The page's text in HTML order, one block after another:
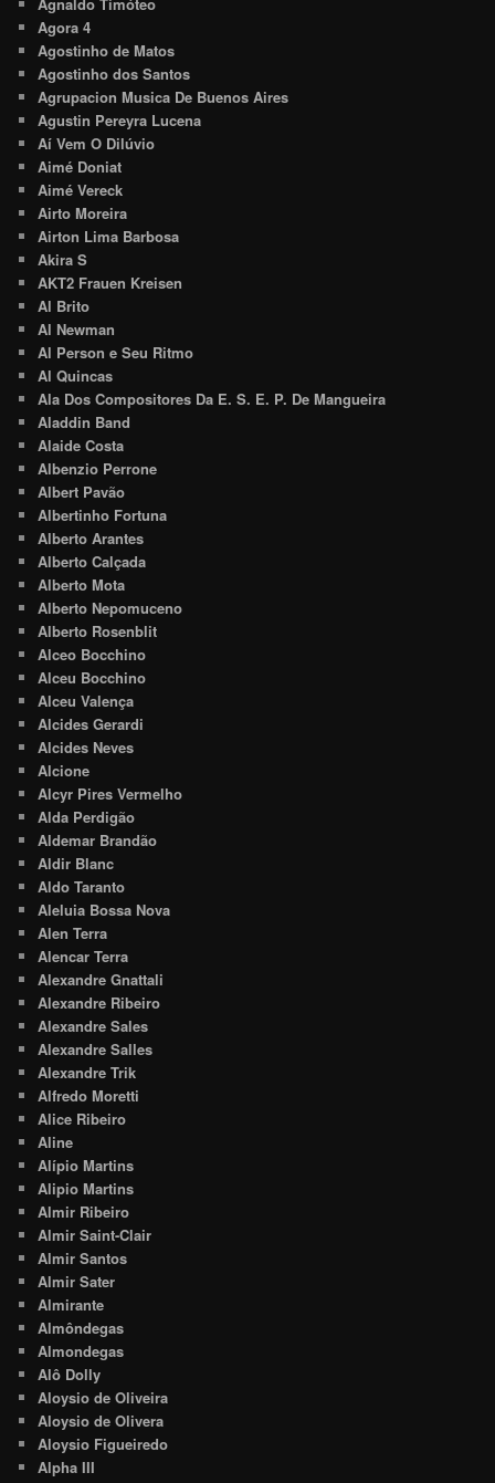
Agnaldo Timóteo
Agora 4
Agostinho de Matos
Agostinho dos Santos
Agrupacion Musica De Buenos Aires
Agustin Pereyra Lucena
Aí Vem O Dilúvio
Aimé Doniat
Aimé Vereck
Airto Moreira
Airton Lima Barbosa
Akira S
AKT2 Frauen Kreisen
Al Brito
Al Newman
Al Person e Seu Ritmo
Al Quincas
Ala Dos Compositores Da E. S. E. P. De Mangueira
Aladdin Band
Alaide Costa
Albenzio Perrone
Albert Pavão
Albertinho Fortuna
Alberto Arantes
Alberto Calçada
Alberto Mota
Alberto Nepomuceno
Alberto Rosenblit
Alceo Bocchino
Alceu Bocchino
Alceu Valença
Alcides Gerardi
Alcides Neves
Alcione
Alcyr Pires Vermelho
Alda Perdigão
Aldemar Brandão
Aldir Blanc
Aldo Taranto
Aleluia Bossa Nova
Alen Terra
Alencar Terra
Alexandre Gnattali
Alexandre Ribeiro
Alexandre Sales
Alexandre Salles
Alexandre Trik
Alfredo Moretti
Alice Ribeiro
Aline
Alípio Martins
Alipio Martins
Almir Ribeiro
Almir Saint-Clair
Almir Santos
Almir Sater
Almirante
Almôndegas
Almondegas
Alô Dolly
Aloysio de Oliveira
Aloysio de Olivera
Aloysio Figueiredo
Alpha III